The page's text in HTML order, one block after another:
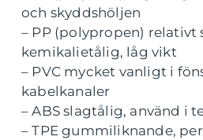
och skyddshöljen
– PP (polypropen) relativt
kemikalietålig, låg vikt
– PVC mycket vanligt i
kabelkanaler
– ABS slagtålig, använd i
– TPE gummiliknande,